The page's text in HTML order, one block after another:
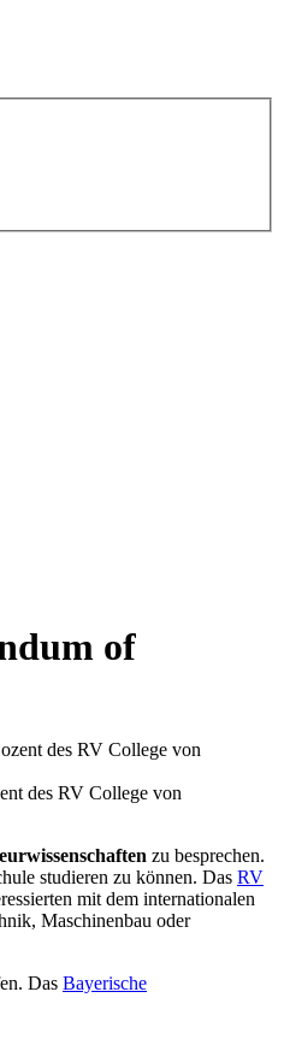
of
des RV College von
zu besprechen.
studieren zu können. Das RV
mit dem internationalen
Maschinenbau oder
Das Bayerische